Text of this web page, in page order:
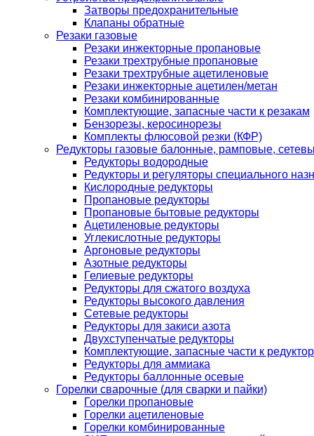
Затворы предохранительные
Клапаны обратные
Резаки газовые
Резаки инжекторные пропановые
Резаки трехтрубные пропановые
Резаки трехтрубные ацетиленовые
Резаки инжекторные ацетилен/метан
Резаки комбинированные
Комплектующие, запасные части к резакам
Бензорезы, керосинорезы
Комплекты флюсовой резки (КФР)
Редукторы газовые балонные, рамповые,
Редукторы водородные
Редукторы и регуляторы специального
Кислородные редукторы
Пропановые редукторы
Пропановые бытовые редукторы
Ацетиленовые редукторы
Углекислотные редукторы
Аргоновые редукторы
Азотные редукторы
Гелиевые редукторы
Редукторы для сжатого воздуха
Редукторы высокого давления
Сетевые редукторы
Редукторы для закиси азота
Двухступенчатые редукторы
Комплектующие, запасные части к
Редукторы для аммиака
Редукторы баллонные осевые
Горелки сварочные (для сварки и пайки)
Горелки пропановые
Горелки ацетиленовые
Горелки комбинированные